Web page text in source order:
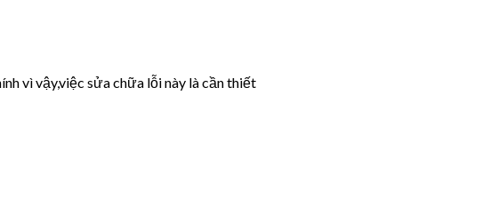
vì vậy,việc sửa chữa lỗi này là cần thiết